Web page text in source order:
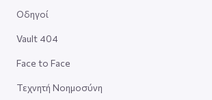
Οδηγοί
Vault 404
Face to Face
Τεχνητή Νοημοσύνη